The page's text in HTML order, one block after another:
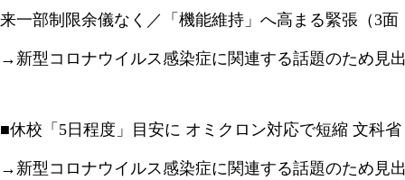
来一部制限余儀なく／「機能維持」へ高まる緊張（3面
→新型コロナウイルス感染症に関連する話題のため見
■休校「5日程度」目安に オミクロン対応で短縮 文科
→新型コロナウイルス感染症に関連する話題のため見